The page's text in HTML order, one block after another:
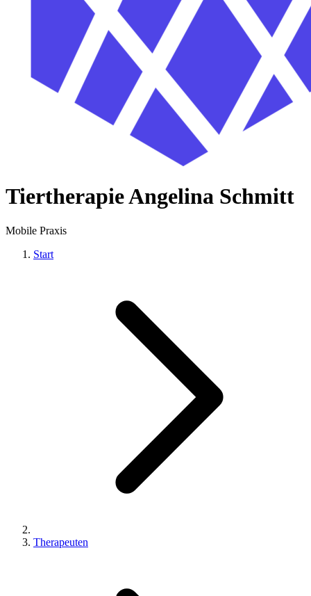
Tiertherapie Angelina Schmitt
Mobile Praxis
Start
Therapeuten